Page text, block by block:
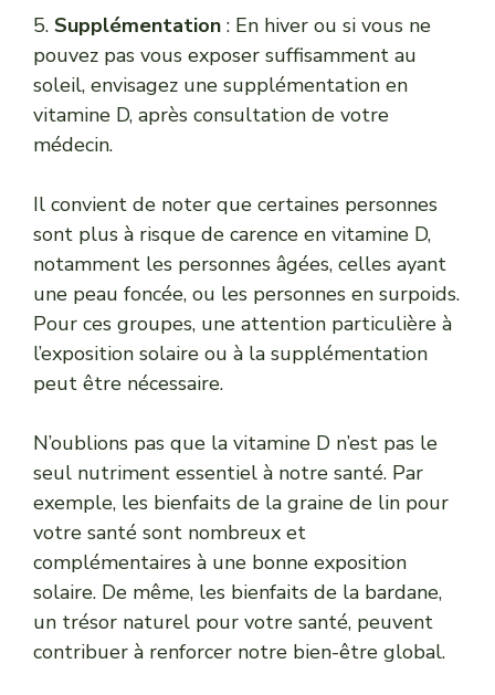
5. Supplémentation : En hiver ou si vous ne
pouvez pas vous exposer suffisamment au
soleil, envisagez une supplémentation en
vitamine D, après consultation de votre
médecin.
Il convient de noter que certaines personnes
sont plus à risque de carence en vitamine D,
notamment les personnes âgées, celles ayant
une peau foncée, ou les personnes en surpoids.
Pour ces groupes, une attention particulière à
l’exposition solaire ou à la supplémentation
peut être nécessaire.
N’oublions pas que la vitamine D n’est pas le
seul nutriment essentiel à notre santé. Par
exemple, les bienfaits de la graine de lin pour
votre santé sont nombreux et
complémentaires à une bonne exposition
solaire. De même, les bienfaits de la bardane,
un trésor naturel pour votre santé, peuvent
contribuer à renforcer notre bien-être global.